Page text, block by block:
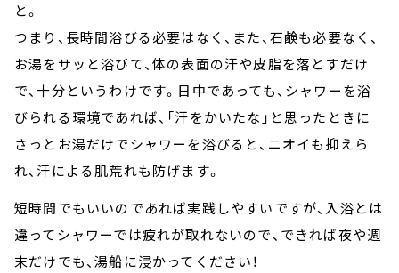
と。
つまり、長時間浴びる必要はなく、また、石鹸も必要なく、
お湯をサッと浴びて、体の表面の汗や皮脂を落とすだけ
で、十分というわけです。日中であっても、シャワーを浴
びられる環境であれば、「汗をかいたな」と思ったときに
さっとお湯だけでシャワーを浴びると、ニオイも抑えら
れ、汗による肌荒れも防げます。
短時間でもいいのであれば実践しやすいですが、入浴とは
違ってシャワーでは疲れが取れないので、できれば夜や週
末だけでも、湯船に浸かってください！